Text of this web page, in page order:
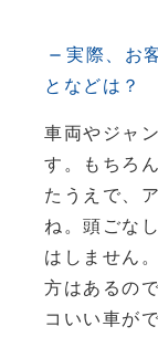
実際、お
となどは？
車両やジャ
す。もちろ
たうえで、
ね。頭ごな
はしません
方はあるの
コいい車が